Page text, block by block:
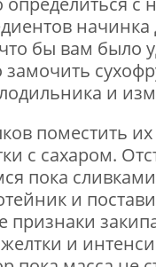
начинка
бы вам было
и
поместить
с сахаром.
пока
и
признаки
и